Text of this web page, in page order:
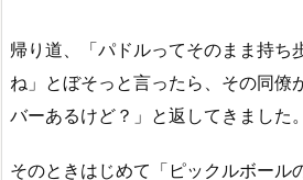
帰り道、「パドルってそのまま持ち
ね」とぼそっと言ったら、その同僚
バーあるけど？」と返してきました。
そのときはじめて「ピックルボール